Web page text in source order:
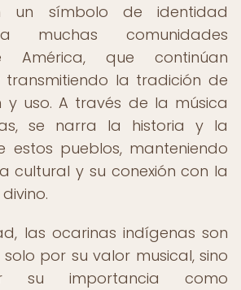
un símbolo de identidad
muchas comunidades
América, que continúan
transmitiendo la tradición de
y uso. A través de la música
se narra la historia y la
estos pueblos, manteniendo
cultural y su conexión con la
las ocarinas indígenas son
por su valor musical, sino
su importancia como